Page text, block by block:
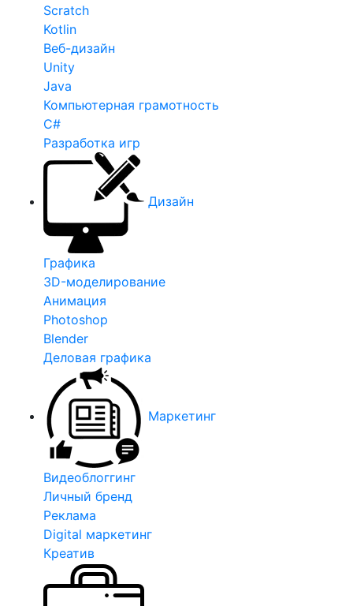
Scratch
Kotlin
Веб-дизайн
Unity
Java
Компьютерная грамотность
C#
Разработка игр
Дизайн
Графика
3D-моделирование
Анимация
Photoshop
Blender
Деловая графика
Маркетинг
Видеоблоггинг
Личный бренд
Реклама
Digital маркетинг
Креатив